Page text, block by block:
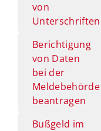
von
Unterschriften
Berichtigung
von Daten
bei der
Meldebehörde
beantragen
Bußgeld im